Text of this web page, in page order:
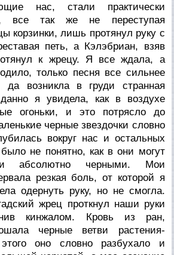
нас, стали практически
все так же не переступая
корзинки, лишь протянул руку с
петь, а Кэлэбриан, взяв
к жрецу. Я все ждала, а
только песня все сильнее
возникла в груди странная
я увидела, как в воздухе
огоньки, и это потрясло до
черные звездочки словно
вокруг нас и остальных
не понятно, как в они могут
абсолютно черными. Мои
резкая боль, от которой я
одернуть руку, но не смогла.
жрец проткнул наши руки
кинжалом. Кровь из ран,
черные ветви растения-
оно словно разбухало и